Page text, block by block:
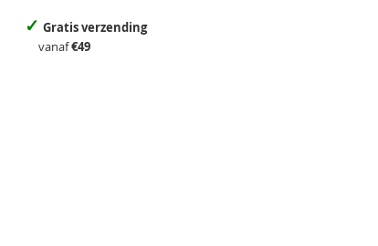
✓ Gratis verzending
vanaf€49